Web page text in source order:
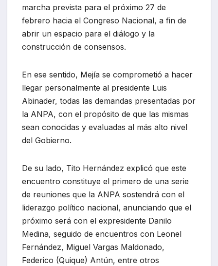
marcha prevista para el próximo 27 de
febrero hacia el Congreso Nacional, a fin de
abrir un espacio para el diálogo y la
construcción de consensos.
En ese sentido, Mejía se comprometió a hacer
llegar personalmente al presidente Luis
Abinader, todas las demandas presentadas por
la ANPA, con el propósito de que las mismas
sean conocidas y evaluadas al más alto nivel
del Gobierno.
De su lado, Tito Hernández explicó que este
encuentro constituye el primero de una serie
de reuniones que la ANPA sostendrá con el
liderazgo político nacional, anunciando que el
próximo será con el expresidente Danilo
Medina, seguido de encuentros con Leonel
Fernández, Miguel Vargas Maldonado,
Federico (Quique) Antún, entre otros